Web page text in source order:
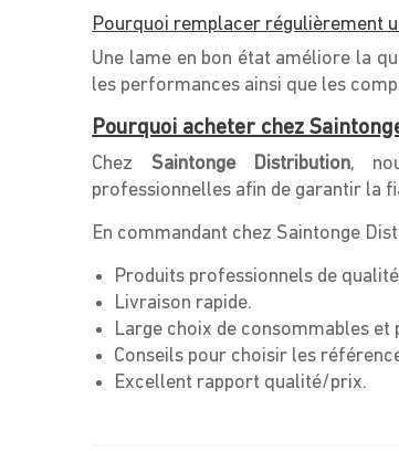
Pourquoi remplacer régulièrement
Une lame en bon état améliore la
les performances ainsi que les
Pourquoi acheter chez
Chez Saintonge Distribution,
professionnelles afin de garantir la
En commandant chez Saintonge
Produits professionnels de
Livraison rapide.
Large choix de consommables et
Conseils pour choisir les
Excellent rapport qualité/prix.